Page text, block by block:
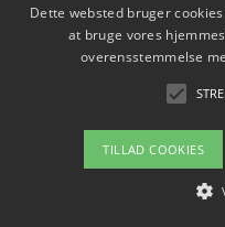
Hvordan
Om / kontakt
Dette websted bruger
at bruge vores
overensstemmelse
TILLAD COOKIES